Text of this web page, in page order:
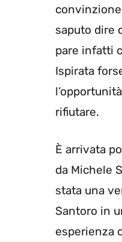
saputo dire
pare infatti
Ispirata
rifiutare.
È arrivata
da Michele
stata una
Santoro in
esperienza